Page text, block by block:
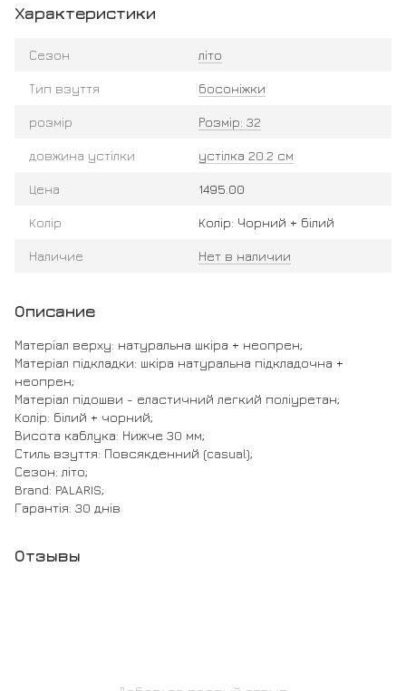
Характеристики
Сезон літо
Тип взуття босоніжки
розмір Розмір: 32
довжина устілки устілка 20.2 см
Цена 1495.00
Колір Колір: Чорний + білий
Наличие Нет в наличии
Описание
Матеріал верху: натуральна шкіра + неопрен;
Матеріал підкладки: шкіра натуральна підкладочна +
неопрен;
Матеріал підошви - еластичний легкий поліуретан;
Колір: білий + чорний;
Висота каблука: Нижче 30 мм;
Стиль взуття: Повсякденний (casual);
Сезон: літо;
Brand: PALARIS;
Гарантія: 30 днів
Отзывы